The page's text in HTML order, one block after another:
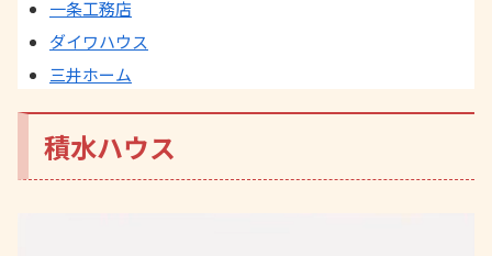
一条工務店
ダイワハウス
三井ホーム
積水ハウス